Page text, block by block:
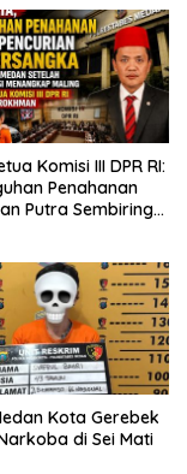
dan Pengguna Jalan
Komisi III DPR RI:
Penahanan
Putra Sembiring
Kota Gerebek
di Sei Mati